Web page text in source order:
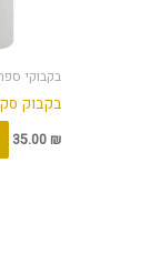
בקבוקי
בקבוק
35.00 ₪